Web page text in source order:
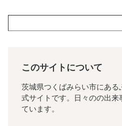
このサイトについて
茨城県つくばみらい市にある
式サイトです。日々のの出来
ています。